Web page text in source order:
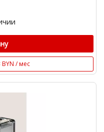
BYN / мес